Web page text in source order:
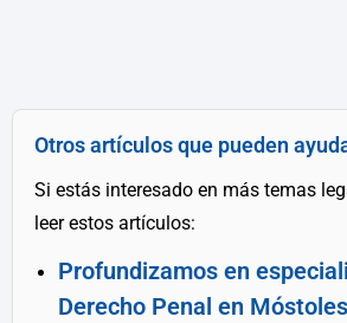
Otros artículos que pueden
Si estás interesado en más temas
leer estos artículos:
Profundizamos en
Derecho Penal en